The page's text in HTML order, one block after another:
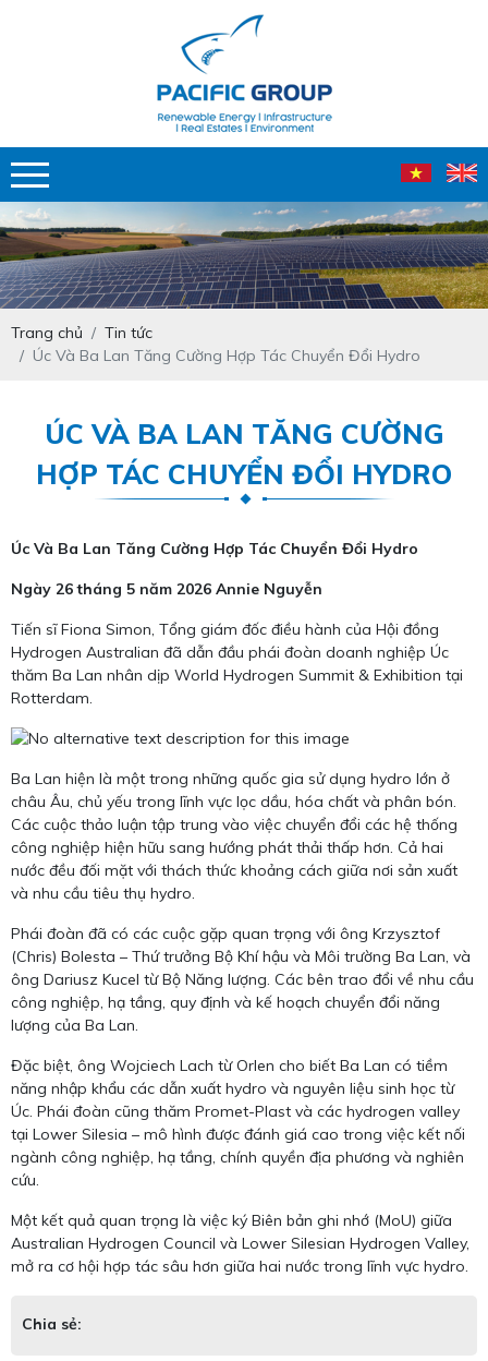
Trang chủ
Tin tức
Úc Và Ba Lan Tăng Cường Hợp Tác Chuyển Đổi Hydro
ÚC VÀ BA LAN TĂNG CƯỜNG
HỢP TÁC CHUYỂN ĐỔI HYDRO
Úc Và Ba Lan Tăng Cường Hợp Tác Chuyển Đổi Hydro
Ngày 26 tháng 5 năm 2026 Annie Nguyễn
Tiến sĩ Fiona Simon, Tổng giám đốc điều hành của Hội đồng
Hydrogen Australian đã dẫn đầu phái đoàn doanh nghiệp Úc
thăm Ba Lan nhân dịp World Hydrogen Summit & Exhibition tại
Rotterdam.
Ba Lan hiện là một trong những quốc gia sử dụng hydro lớn ở
châu Âu, chủ yếu trong lĩnh vực lọc dầu, hóa chất và phân bón.
Các cuộc thảo luận tập trung vào việc chuyển đổi các hệ thống
công nghiệp hiện hữu sang hướng phát thải thấp hơn. Cả hai
nước đều đối mặt với thách thức khoảng cách giữa nơi sản xuất
và nhu cầu tiêu thụ hydro.
Phái đoàn đã có các cuộc gặp quan trọng với ông Krzysztof
(Chris) Bolesta – Thứ trưởng Bộ Khí hậu và Môi trường Ba Lan, và
ông Dariusz Kucel từ Bộ Năng lượng. Các bên trao đổi về nhu cầu
công nghiệp, hạ tầng, quy định và kế hoạch chuyển đổi năng
lượng của Ba Lan.
Đặc biệt, ông Wojciech Lach từ Orlen cho biết Ba Lan có tiềm
năng nhập khẩu các dẫn xuất hydro và nguyên liệu sinh học từ
Úc. Phái đoàn cũng thăm Promet-Plast và các hydrogen valley
tại Lower Silesia – mô hình được đánh giá cao trong việc kết nối
ngành công nghiệp, hạ tầng, chính quyền địa phương và nghiên
cứu.
Một kết quả quan trọng là việc ký Biên bản ghi nhớ (MoU) giữa
Australian Hydrogen Council và Lower Silesian Hydrogen Valley,
mở ra cơ hội hợp tác sâu hơn giữa hai nước trong lĩnh vực hydro.
Chia sẻ: